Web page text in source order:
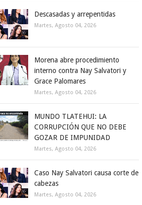
Descasadas y arrepentidas
Martes, Agosto 04, 2026
Morena abre procedimiento
interno contra Nay Salvatori y
Grace Palomares
Martes, Agosto 04, 2026
MUNDO TLATEHUI: LA
CORRUPCIÓN QUE NO DEBE
GOZAR DE IMPUNIDAD
Martes, Agosto 04, 2026
Caso Nay Salvatori causa corte de
cabezas
Martes, Agosto 04, 2026